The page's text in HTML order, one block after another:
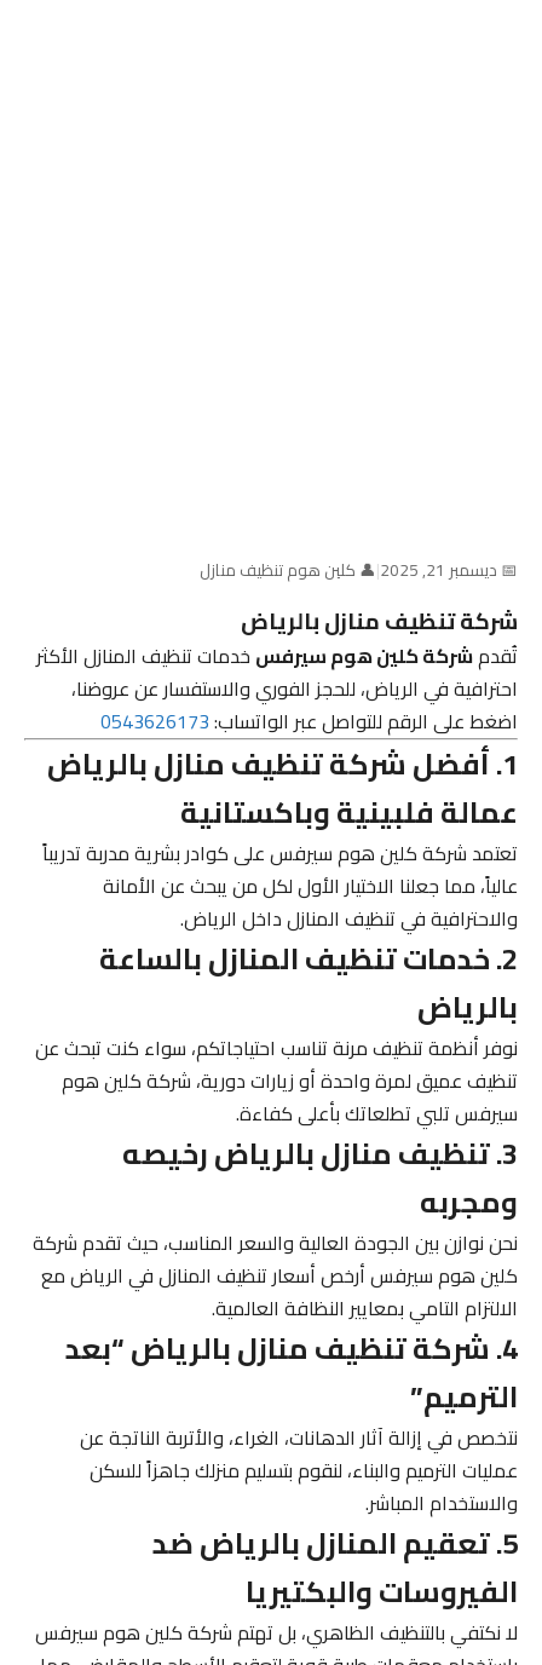
📅 ديسمبر 21, 2025 |👤 كلين هوم تنظيف منازل
شركة تنظيف منازل بالرياض
تُقدمشركة كلين هوم سيرفسخدمات تنظيف المنازل الأكثر
احترافية في الرياض، للحجز الفوري والاستفسار عن عروضنا،
اضغط على الرقم للتواصل عبر الواتساب:0543626173
1. أفضل شركة تنظيف منازل بالرياض
عمالة فلبينية وباكستانية
تعتمد شركة كلين هوم سيرفس على كوادر بشرية مدربة تدريباً
عالياً، مما جعلنا الاختيار الأول لكل من يبحث عن الأمانة
والاحترافية في تنظيف المنازل داخل الرياض.
2. خدمات تنظيف المنازل بالساعة
بالرياض
نوفر أنظمة تنظيف مرنة تناسب احتياجاتكم، سواء كنت تبحث عن
تنظيف عميق لمرة واحدة أو زيارات دورية، شركة كلين هوم
سيرفس تلبي تطلعاتك بأعلى كفاءة.
3. تنظيف منازل بالرياض رخيصه
ومجربه
نحن نوازن بين الجودة العالية والسعر المناسب، حيث تقدم شركة
كلين هوم سيرفس أرخص أسعار تنظيف المنازل في الرياض مع
الالتزام التامي بمعايير النظافة العالمية.
4. شركة تنظيف منازل بالرياض “بعد
الترميم”
نتخصص في إزالة آثار الدهانات، الغراء، والأتربة الناتجة عن
عمليات الترميم والبناء، لنقوم بتسليم منزلك جاهزاً للسكن
والاستخدام المباشر.
5. تعقيم المنازل بالرياض ضد
الفيروسات والبكتيريا
لا نكتفي بالتنظيف الظاهري، بل تهتم شركة كلين هوم سيرفس